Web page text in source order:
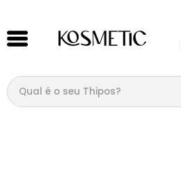
Qual é o seu Thipos?